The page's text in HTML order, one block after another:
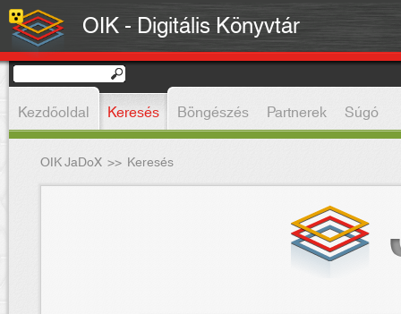
OIK - Digitális Könyvtár
Kezdőoldal Keresés Böngészés Partnerek Súgó
OIK JaDoX >> Keresés